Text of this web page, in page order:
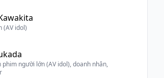
(AV idol)
phim người lớn (AV idol), doanh nhân,